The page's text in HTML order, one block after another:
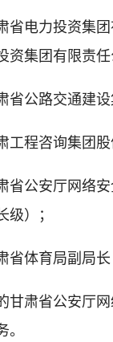
省电力投资集
资集团有限责
省公路交通建
工程咨询集团
省公安厅网络
级）；
省体育局副局长
甘肃省公安厅
。